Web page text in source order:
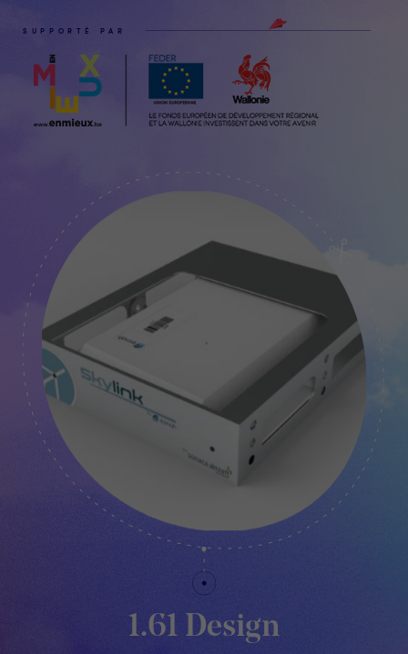
SUPPORTÉ PAR
1.61 Design